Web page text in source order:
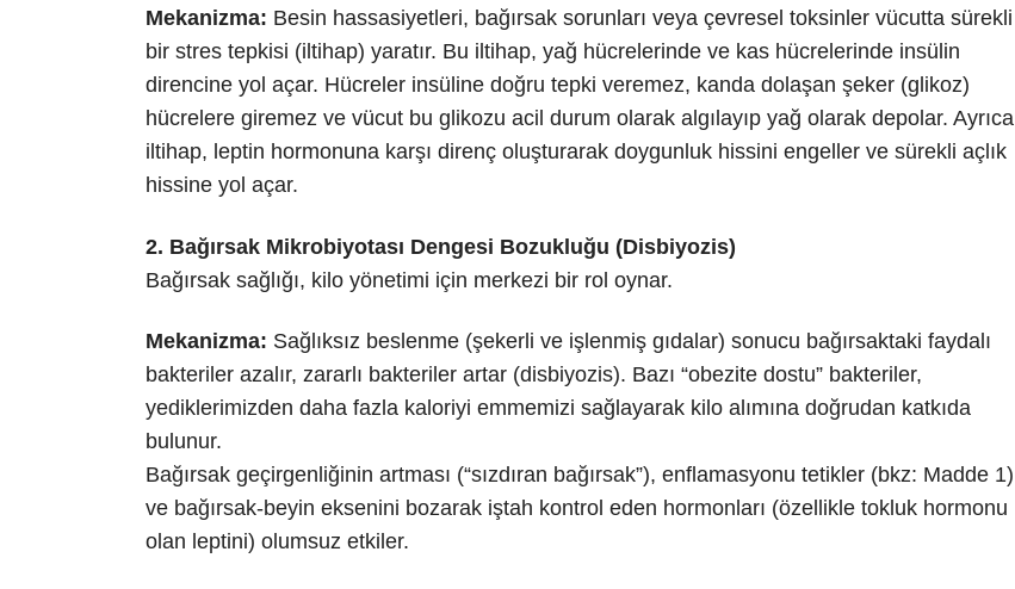
Mekanizma: Besin hassasiyetleri, bağırsak sorunları veya çevresel toksinler vücutta sürekli
bir stres tepkisi (iltihap) yaratır. Bu iltihap, yağ hücrelerinde ve kas hücrelerinde insülin
direncine yol açar. Hücreler insüline doğru tepki veremez, kanda dolaşan şeker (glikoz)
hücrelere giremez ve vücut bu glikozu acil durum olarak algılayıp yağ olarak depolar. Ayrıca
iltihap, leptin hormonuna karşı direnç oluşturarak doygunluk hissini engeller ve sürekli açlık
hissine yol açar.
2. Bağırsak Mikrobiyotası Dengesi Bozukluğu (Disbiyozis)
Bağırsak sağlığı, kilo yönetimi için merkezi bir rol oynar.
Mekanizma: Sağlıksız beslenme (şekerli ve işlenmiş gıdalar) sonucu bağırsaktaki faydalı
bakteriler azalır, zararlı bakteriler artar (disbiyozis). Bazı “obezite dostu” bakteriler,
yediklerimizden daha fazla kaloriyi emmemizi sağlayarak kilo alımına doğrudan katkıda
bulunur.
Bağırsak geçirgenliğinin artması (“sızdıran bağırsak”), enflamasyonu tetikler (bkz: Madde 1)
ve bağırsak-beyin eksenini bozarak iştah kontrol eden hormonları (özellikle tokluk hormonu
olan leptini) olumsuz etkiler.